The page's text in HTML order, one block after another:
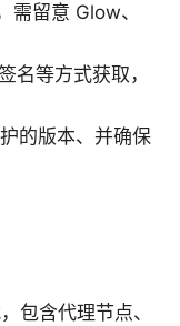
留意 Glow、
名等方式获取，
的版本、并确保
包含代理节点、